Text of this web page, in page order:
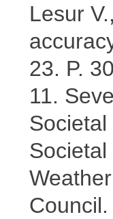
Lesur
23. P.
11.